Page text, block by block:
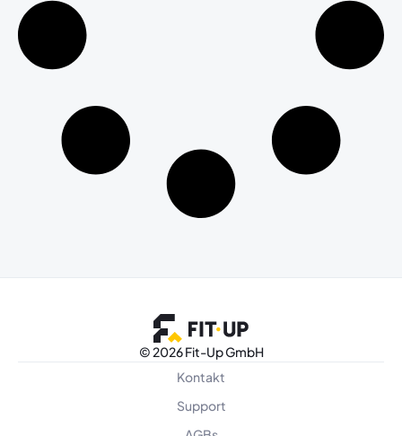
©2026 Fit-Up GmbH
Kontakt
Support